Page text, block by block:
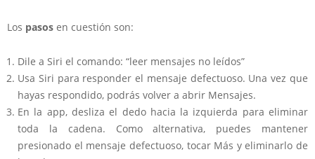
Los pasos en cuestión son:
Dile a Siri el comando: “leer mensajes no leídos”
Usa Siri para responder el mensaje defectuoso. Una vez que
hayas respondido, podrás volver a abrir Mensajes.
En la app, desliza el dedo hacia la izquierda para eliminar
toda la cadena. Como alternativa, puedes mantener
presionado el mensaje defectuoso, tocar Más y eliminarlo de